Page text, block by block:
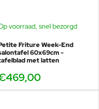
voorraad, snel bezorgd
Friture Week-End
60x69cm -
met latten